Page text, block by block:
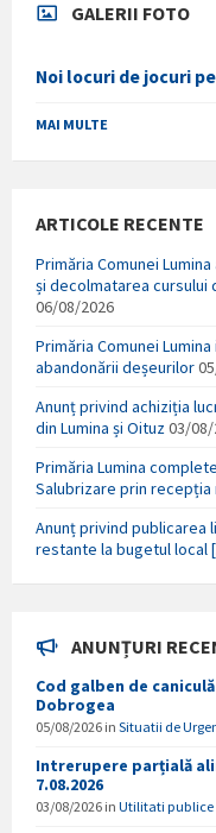
GALERII FOTO
Noi locuri de jocuri
MAI MULTE
ARTICOLE RECENTE
Primăria Comunei
și decolmatarea
06/08/2026
Primăria Comunei
abandonării deșeurilor
Anunț privind achiziția
din Lumina și Oituz03/08/
Primăria Lumina
Salubrizare prin
Anunț privind
restante la bugetul local
ANUNȚURI
Cod galben de
Dobrogea
05/08/2026 in Situatii de
Intrerupere parțială
7.08.2026
03/08/2026 in Utilitati publice